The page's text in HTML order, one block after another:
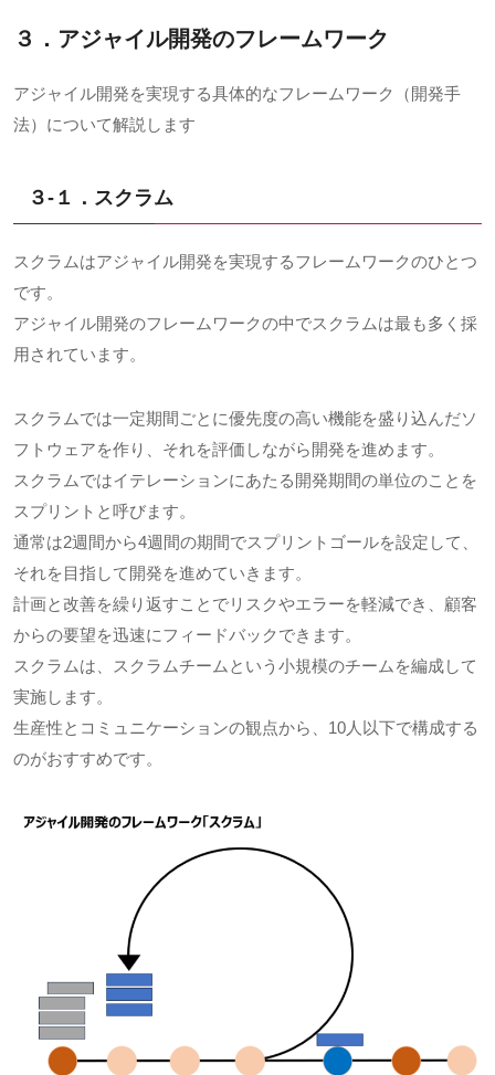
３．アジャイル開発のフレームワーク
アジャイル開発を実現する具体的なフレームワーク（開発手
法）について解説します
３-１．スクラム
スクラムはアジャイル開発を実現するフレームワークのひとつ
です。
アジャイル開発のフレームワークの中でスクラムは最も多く採
用されています。
スクラムでは一定期間ごとに優先度の高い機能を盛り込んだソ
フトウェアを作り、それを評価しながら開発を進めます。
スクラムではイテレーションにあたる開発期間の単位のことを
スプリントと呼びます。
通常は2週間から4週間の期間でスプリントゴールを設定して、
それを目指して開発を進めていきます。
計画と改善を繰り返すことでリスクやエラーを軽減でき、顧客
からの要望を迅速にフィードバックできます。
スクラムは、スクラムチームという小規模のチームを編成して
実施します。
生産性とコミュニケーションの観点から、10人以下で構成する
のがおすすめです。